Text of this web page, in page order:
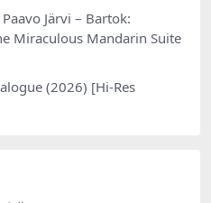
Järvi – Bartok:
Miraculous Mandarin Suite
(2026) [Hi-Res